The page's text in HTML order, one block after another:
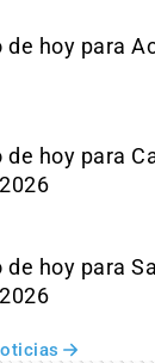
de hoy para
de hoy para
de hoy para